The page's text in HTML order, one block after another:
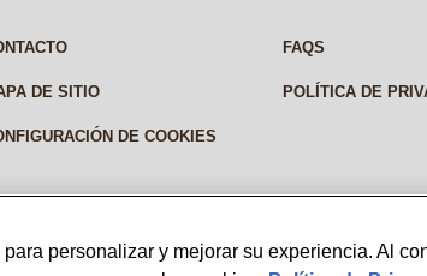
FAQS
DE SITIO POLÍTICA DE
DE COOKIES
personalizar y mejorar su experiencia. Al